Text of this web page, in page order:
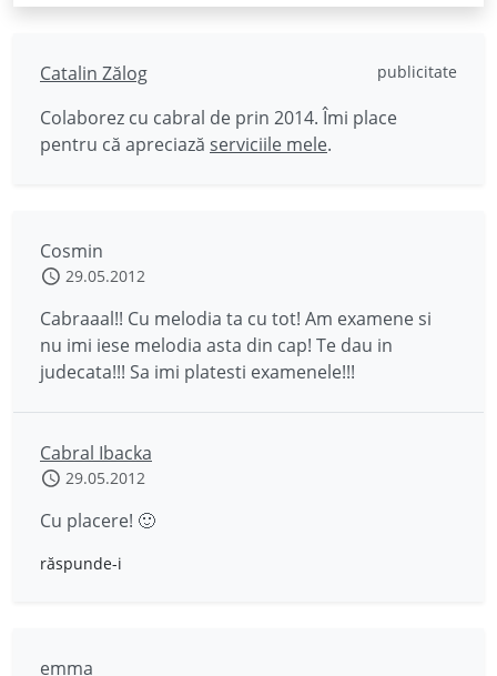
Catalin Zălog publicitate
Colaborez cu cabral de prin 2014. Îmi place
pentru că apreciază serviciile mele.
Cosmin
29.05.2012
Cabraaal!! Cu melodia ta cu tot! Am examene si
nu imi iese melodia asta din cap! Te dau in
judecata!!! Sa imi platesti examenele!!!
Cabral Ibacka
29.05.2012
Cu placere! 🙂
răspunde-i
emma